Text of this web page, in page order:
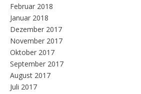
Februar 2018
Januar 2018
Dezember 2017
November 2017
Oktober 2017
September 2017
August 2017
Juli 2017